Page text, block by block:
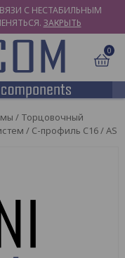
С НЕСТАБИЛЬНЫМ
ЗАКРЫТЬ
0
/ Торцовочный
/ С-профиль С16 / AS